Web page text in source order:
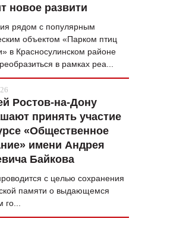
новое развити
рядом с популярным
объектом «Парком птиц
в Красносулинском районе
в рамках реа...
Ростов-на-Дону
принять участие
«Общественное
имени Андрея
Байкова
с целью сохранения
памяти о выдающемся
го...